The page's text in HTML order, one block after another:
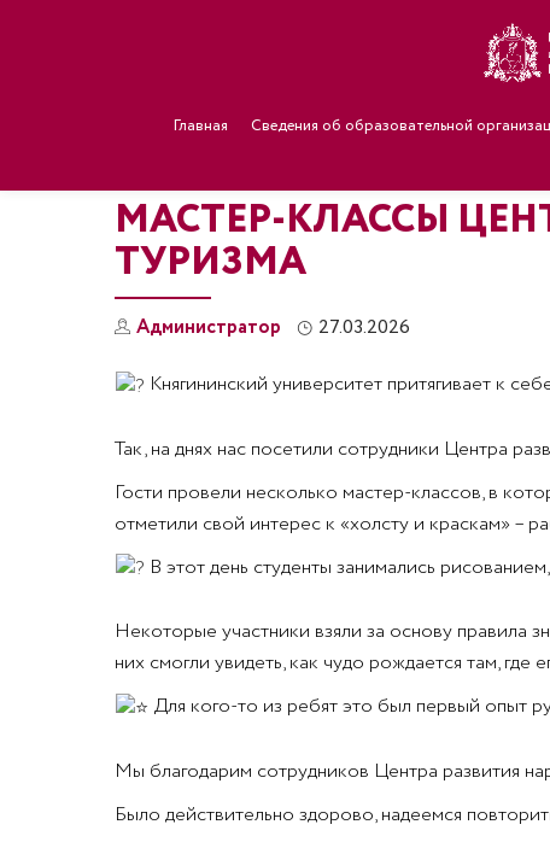
Главная Сведения об образовательной
МАСТЕР-КЛАССЫ
ТУРИЗМА
Администратор 27.03.2026
Княгининский университет притягивает к
Так, на днях нас посетили сотрудники Центра
Гости провели несколько мастер-классов, в
отметили свой интерес к «холсту и краскам» –
В этот день студенты занимались
Некоторые участники взяли за основу правила
них смогли увидеть, как чудо рождается там, где
Для кого-то из ребят это был первый опыт
Мы благодарим сотрудников Центра развития
Было действительно здорово, надеемся